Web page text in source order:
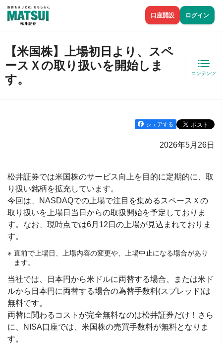
口座開設 ログイン
【米国株】上場初日より、スペ
ースＸの取り扱いを開始しま
す。
コンテンツ
シェアする
2026年5月26日
松井証券では米国株のサービス向上を目的に定期的に、取
り扱い銘柄を拡充しています。
今回は、NASDAQでの上場で注目を集めるスペースＸの
取り扱いを上場日当日からの取扱開始を予定しておりま
す。なお、現時点では6月12日の上場が見込まれておりま
す。
直前で上場日、上場内容の変更や、上場中止になる場合があり
ます。
当社では、日本円から米ドルに両替する場合、または米ド
ルから日本円に両替する場合の為替手数料(スプレッド)は
無料です。
両替に関わるコストが完全無料なのは松井証券だけ！さら
に、NISA口座では、米国株の売買手数料が無料となりま
す。